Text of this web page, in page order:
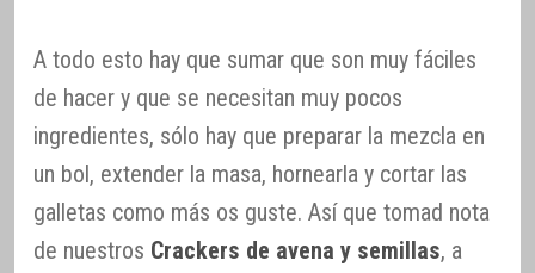
A todo esto hay que sumar que son muy fáciles
de hacer y que se necesitan muy pocos
ingredientes, sólo hay que preparar la mezcla en
un bol, extender la masa, hornearla y cortar las
galletas como más os guste. Así que tomad nota
de nuestros Crackers de avena y semillas, a